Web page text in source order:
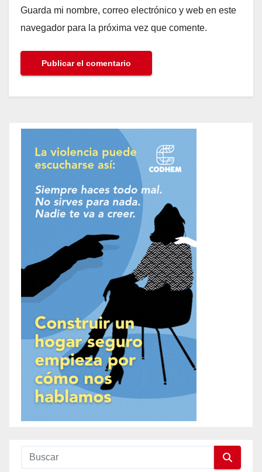
Guarda mi nombre, correo electrónico y web en este
navegador para la próxima vez que comente.